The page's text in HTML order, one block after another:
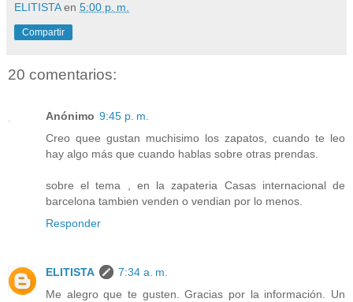
ELITISTA en 5:00 p. m.
Compartir
20 comentarios:
Anónimo 9:45 p. m.
Creo quee gustan muchisimo los zapatos, cuando te leo
hay algo más que cuando hablas sobre otras prendas.
sobre el tema , en la zapateria Casas internacional de
barcelona tambien venden o vendian por lo menos.
Responder
ELITISTA
7:34 a. m.
Me alegro que te gusten. Gracias por la información. Un